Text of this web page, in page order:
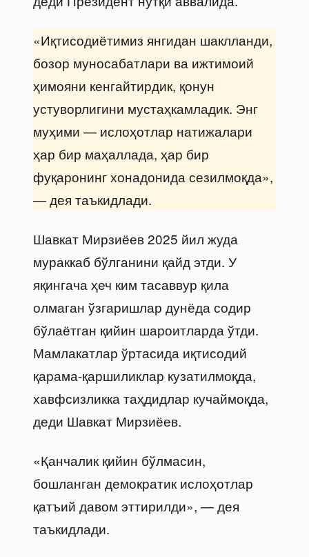
«Иқтисодиётимиз янгидан шаклланди,
бозор муносабатлари ва ижтимоий
ҳимояни кенгайтирдик, қонун
устуворлигини мустаҳкамладик. Энг
муҳими — ислоҳотлар натижалари
ҳар бир маҳаллада, ҳар бир
фуқаронинг хонадонида сезилмоқда»,
— дея таъкидлади.
Шавкат Мирзиёев 2025 йил жуда
мураккаб бўлганини қайд этди. У
яқингача ҳеч ким тасаввур қила
олмаган ўзгаришлар дунёда содир
бўлаётган қийин шароитларда ўтди.
Мамлакатлар ўртасида иқтисодий
қарама-қаршиликлар кузатилмоқда,
хавфсизликка таҳдидлар кучаймоқда,
деди Шавкат Мирзиёев.
«Қанчалик қийин бўлмасин,
бошланган демократик ислоҳотлар
қатъий давом эттирилди», — дея
таъкидлади.